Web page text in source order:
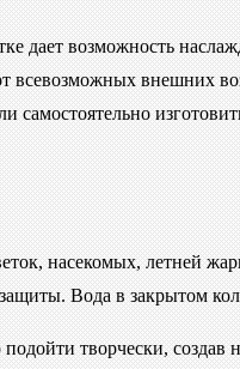
дает возможность
всевозможных внешних
насекомых, летней
Вода в закрытом
творчески, создав